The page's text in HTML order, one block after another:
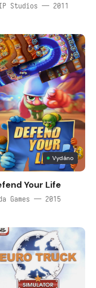
Studios — 2011
Vydáno
Your Life
Games — 2015